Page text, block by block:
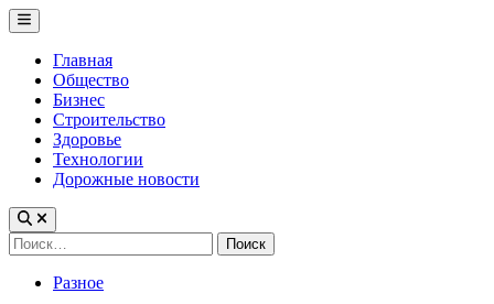
Main
Menu
Главная
Общество
Бизнес
Строительство
Здоровье
Технологии
Дорожные новости
Найти:
PostedРазное